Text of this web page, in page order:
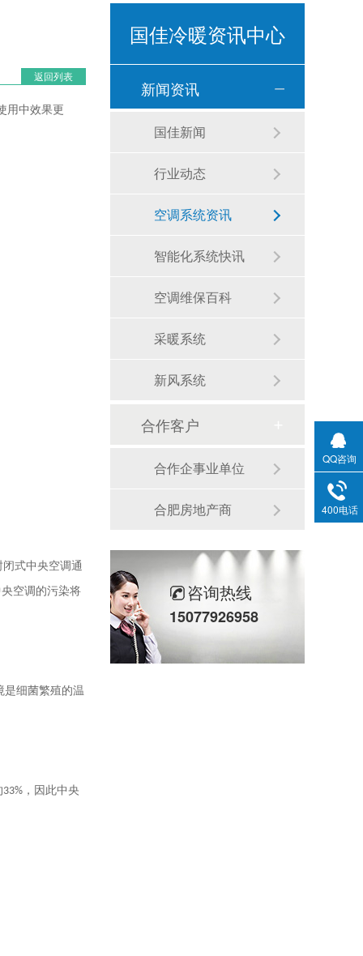
返回列表
用中效果更
式中央空调通
空调的污染将
是细菌繁殖的温
33% ，因此中央
国佳冷暖资讯中心
新闻资讯
国佳新闻
行业动态
空调系统资讯
智能化系统快讯
空调维保百科
采暖系统
新风系统
合作客户
合作企事业单位
合肥房地产商
咨询热线
15077926958
QQ咨询
400电话